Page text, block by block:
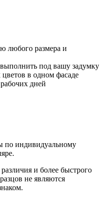
любого размера и
под вашу задумку
в одном фасаде
дней
по индивидуальному
и более быстрого
не являются